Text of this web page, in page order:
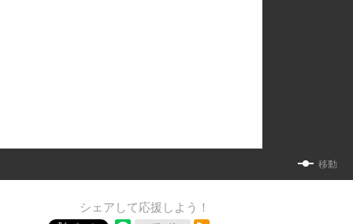
移動
シェアして応援しよう！